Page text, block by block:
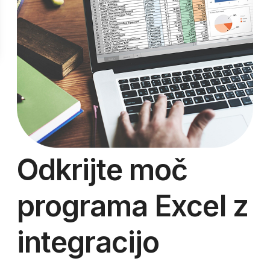
Odkrijte moč
programa Excel z
integracijo